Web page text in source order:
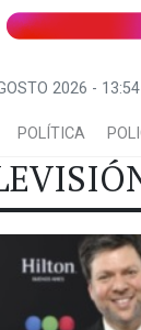
2026 - 13:54
POLÍTICA